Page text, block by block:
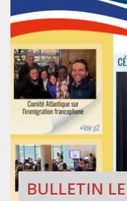
BULLETIN